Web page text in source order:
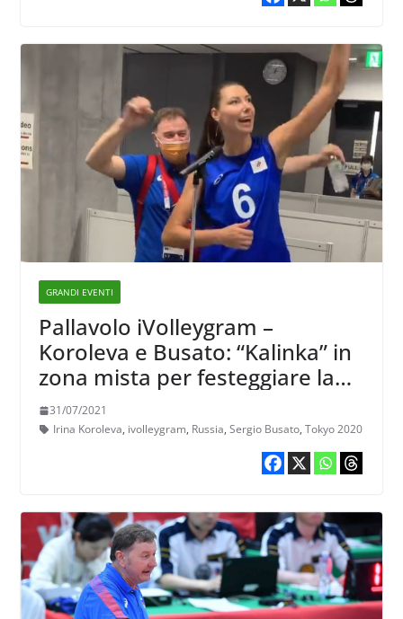
GRANDI EVENTI
Pallavolo iVolleygram –
Koroleva e Busato: “Kalinka” in
zona mista per festeggiare la
vittoria
31/07/2021
Irina Koroleva, ivolleygram, Russia, Sergio Busato, Tokyo 2020